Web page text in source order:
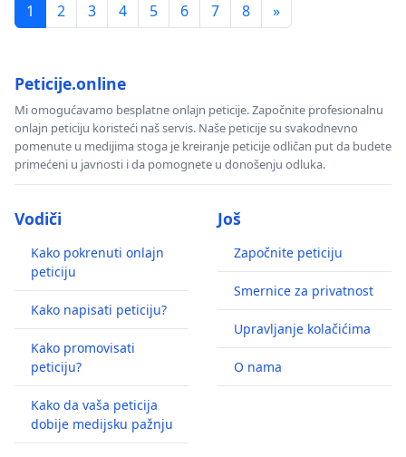
1
2 3 4 5 6 7 8 »
Peticije.online
Mi omogućavamo besplatne onlajn peticije. Započnite profesionalnu
onlajn peticiju koristeći naš servis. Naše peticije su svakodnevno
pomenute u medijima stoga je kreiranje peticije odličan put da budete
primećeni u javnosti i da pomognete u donošenju odluka.
Vodiči
Kako pokrenuti onlajn
peticiju
Kako napisati peticiju?
Kako promovisati
peticiju?
Kako da vaša peticija
dobije medijsku pažnju
Još
Započnite peticiju
Smernice za privatnost
Upravljanje kolačićima
O nama